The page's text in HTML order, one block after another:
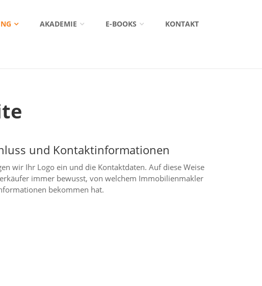
AKADEMIE E-BOOKS KONTAKT
und Kontaktinformationen
wir Ihr Logo ein und die Kontaktdaten. Auf diese Weise
immer bewusst, von welchem Immobilienmakler
bekommen hat.